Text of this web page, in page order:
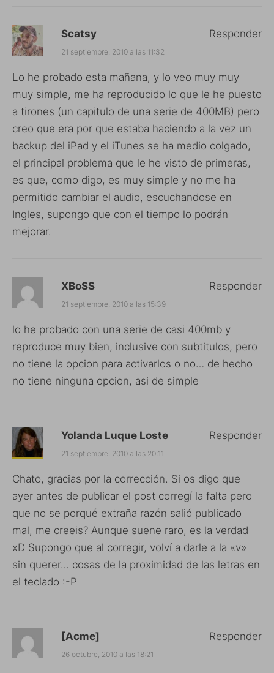
Scatsy
21 septiembre, 2010 a las 11:32
Lo he probado esta mañana, y lo veo muy muy
muy simple, me ha reproducido lo que le he puesto
a tirones (un capitulo de una serie de 400MB) pero
creo que era por que estaba haciendo a la vez un
backup del iPad y el iTunes se ha medio colgado,
el principal problema que le he visto de primeras,
es que, como digo, es muy simple y no me ha
permitido cambiar el audio, escuchandose en
Ingles, supongo que con el tiempo lo podrán
mejorar.
Responder
XBoSS
21 septiembre, 2010 a las 15:39
lo he probado con una serie de casi 400mb y
reproduce muy bien, inclusive con subtitulos, pero
no tiene la opcion para activarlos o no… de hecho
no tiene ninguna opcion, asi de simple
Responder
Yolanda Luque Loste
21 septiembre, 2010 a las 20:11
Chato, gracias por la corrección. Si os digo que
ayer antes de publicar el post corregí la falta pero
que no se porqué extraña razón salió publicado
mal, me creeis? Aunque suene raro, es la verdad
xD Supongo que al corregir, volví a darle a la «v»
sin querer… cosas de la proximidad de las letras en
el teclado :-P
Responder
[Acme]
26 octubre, 2010 a las 18:21
Responder